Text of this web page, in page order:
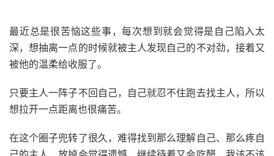
最近总是很苦恼这些事，每次想到就会觉得是自己陷入太
深，想抽离一点的时候就被主人发现自己的不对劲，接着又
被他的温柔给收服了。
只要主人一阵子不回自己，自己就忍不住跑去找主人，所以
想拉开一点距离也很痛苦。
在这个圈子兜转了很久，难得找到那么理解自己、那么疼自